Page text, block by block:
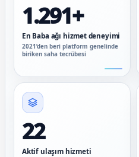
1.291+
En Baba ağı hizmet deneyimi
2021’den beri platform genelinde
biriken saha tecrübesi
22
Aktif ulaşım hizmeti